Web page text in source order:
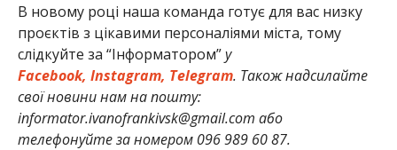
В новому році наша команда готує для вас низку
проєктів з цікавими персоналіями міста, тому
слідкуйте за “Інформатором”у
Facebook, Instagram, Telegram. Також надсилайте
свої новини нам на пошту:
informator.ivanofrankivsk@gmail.com або
телефонуйте за номером 096 989 60 87.